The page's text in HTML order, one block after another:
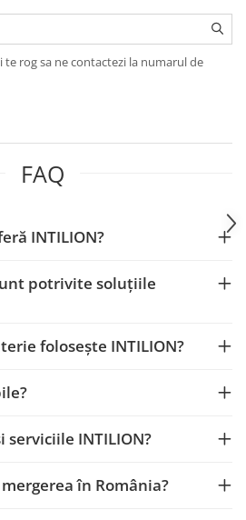
rog sa ne contactezi la numarul de
FAQ
INTILION?
potrivite soluţiile
foloseşte INTILION?
INTILION?
în România?